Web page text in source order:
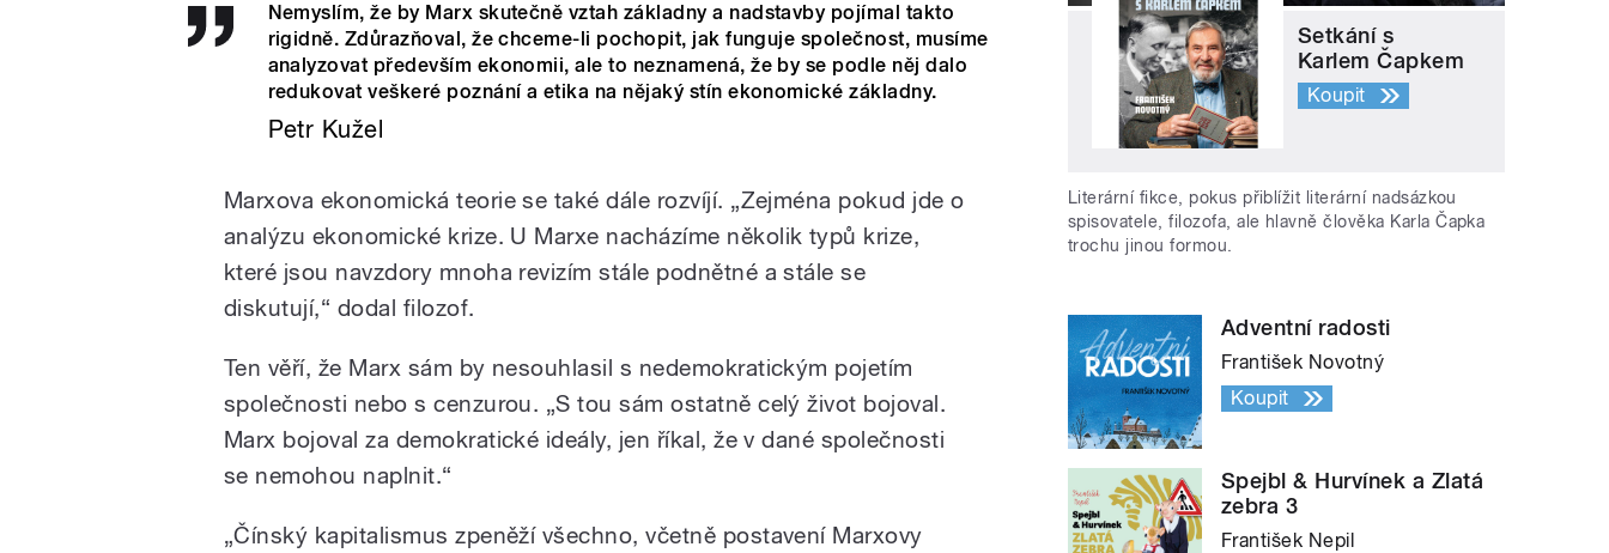
Nemyslím, že by Marx skutečně vztah základny a nadstavby pojímal takto
rigidně. Zdůrazňoval, že chceme-li pochopit, jak funguje společnost, musíme
analyzovat především ekonomii, ale to neznamená, že by se podle něj dalo
redukovat veškeré poznání a etika na nějaký stín ekonomické základny.
Petr Kužel
Marxova ekonomická teorie se také dále rozvíjí. „Zejména pokud jde o
analýzu ekonomické krize. U Marxe nacházíme několik typů krize,
které jsou navzdory mnoha revizím stále podnětné a stále se
diskutují,“ dodal filozof.
Ten věří, že Marx sám by nesouhlasil s nedemokratickým pojetím
společnosti nebo s cenzurou. „S tou sám ostatně celý život bojoval.
Marx bojoval za demokratické ideály, jen říkal, že v dané společnosti
se nemohou naplnit.“
„Čínský kapitalismus zpeněží všechno, včetně postavení Marxovy
Setkání s
Karlem Čapkem
Koupit
Literární fikce, pokus přiblížit literární nadsázkou
spisovatele, filozofa, ale hlavně člověka Karla Čapka
trochu jinou formou.
Adventní radosti
František Novotný
Koupit
Spejbl & Hurvínek a Zlatá
zebra 3
František Nepil